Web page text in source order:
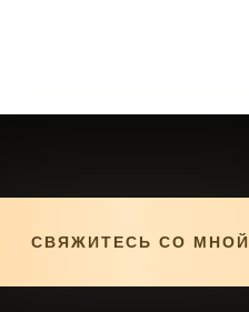
СВЯЖИТЕСЬ СО МНОЙ